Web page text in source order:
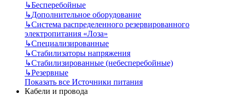
↳Бесперебойные
↳Дополнительное оборудование
↳Система распределенного резервированного
электропитания «Лоза»
↳Специализированные
↳Стабилизаторы напряжения
↳Стабилизированные (небесперебойные)
↳Резервные
Показать все Источники питания
Кабели и провода